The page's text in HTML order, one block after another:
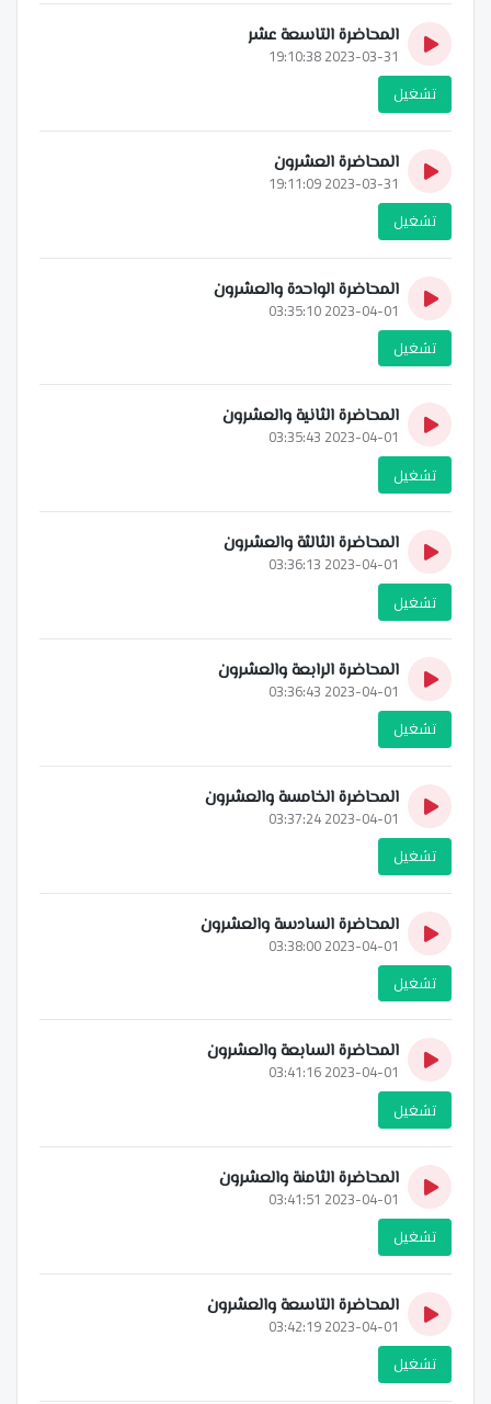
المحاضرة التاسعة عشر
2023-03-31 19:10:38
تشغيل
المحاضرة العشرون
2023-03-31 19:11:09
تشغيل
المحاضرة الواحدة والعشرون
2023-04-01 03:35:10
تشغيل
المحاضرة الثانية والعشرون
2023-04-01 03:35:43
تشغيل
المحاضرة الثالثة والعشرون
2023-04-01 03:36:13
تشغيل
المحاضرة الرابعة والعشرون
2023-04-01 03:36:43
تشغيل
المحاضرة الخامسة والعشرون
2023-04-01 03:37:24
تشغيل
المحاضرة السادسة والعشرون
2023-04-01 03:38:00
تشغيل
المحاضرة السابعة والعشرون
2023-04-01 03:41:16
تشغيل
المحاضرة الثامنة والعشرون
2023-04-01 03:41:51
تشغيل
المحاضرة التاسعة والعشرون
2023-04-01 03:42:19
تشغيل